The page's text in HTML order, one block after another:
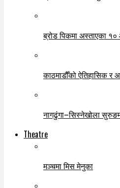
ब्रोड पिकमा अस्ताएका
काठमाडौँको ऐतिहासिक र
नागढुंगा–सिस्नेखोला
Theatre
मञ्चमा मिस मेनुका